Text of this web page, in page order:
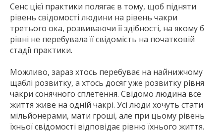
Сенс цієї практики полягає в тому, щоб підняти
рівень свідомості людини на рівень чакри
третього ока, розвиваючи її здібності, на якому б
рівні не перебувала її свідомість на початковій
стадії практики.
Можливо, зараз хтось перебуває на найнижчому
щаблі розвитку, а хтось досяг уже розвитку рівня
чакри сонячного сплетення. Свідомо людина все
життя живе на одній чакрі. Усі люди хочуть стати
мільйонерами, мати гроші, але при цьому рівень
їхньої свідомості відповідає рівню їхнього життя.